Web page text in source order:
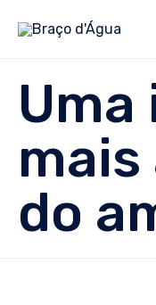
Uma
mais
do